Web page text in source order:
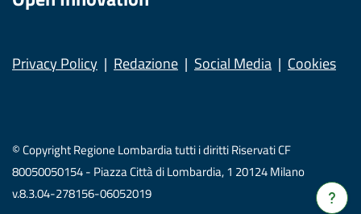
Verrà
Privacy Policy Redazione Social Media Cookies
© Copyright Regione Lombardia tutti i diritti Riservati CF
80050050154 - Piazza Città di Lombardia, 1 20124 Milano
v.8.3.04-278156-06052019